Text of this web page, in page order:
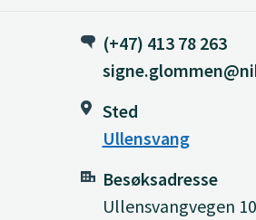
(+47) 413 78 263
Sted
Ullensvang
Besøksadresse
Ullensvangvegen